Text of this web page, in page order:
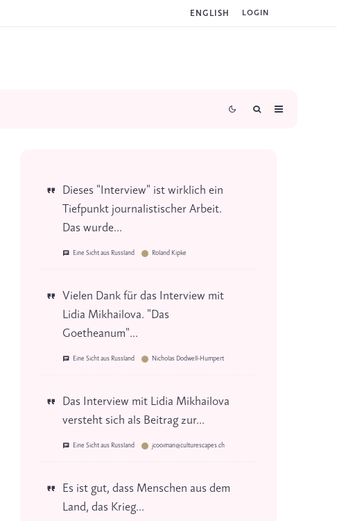
ENGLISH LOGIN
Dieses "Interview" ist wirklich ein
Tiefpunkt journalistischer Arbeit.
Das wurde...
Eine Sicht aus Russland Roland Kipke
Vielen Dank für das Interview mit
Lidia Mikhailova. "Das
Goetheanum"...
Eine Sicht aus Russland Nicholas Dodwell-Humpert
Das Interview mit Lidia Mikhailova
versteht sich als Beitrag zur...
Eine Sicht aus Russland jcooiman@culturescapes.ch
Es ist gut, dass Menschen aus dem
Land, das Krieg...